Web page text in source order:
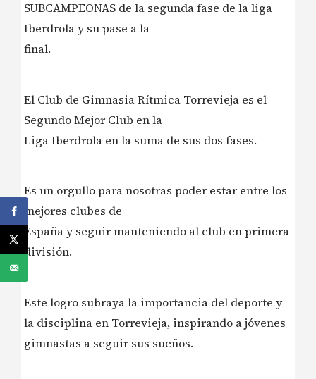
SUBCAMPEONAS de la segunda fase de la liga
Iberdrola y su pase a la
final.
El Club de Gimnasia Rítmica Torrevieja es el
Segundo Mejor Club en la
Liga Iberdrola en la suma de sus dos fases.
Es un orgullo para nosotras poder estar entre los
mejores clubes de
España y seguir manteniendo al club en primera
división.
Este logro subraya la importancia del deporte y
la disciplina en Torrevieja, inspirando a jóvenes
gimnastas a seguir sus sueños.